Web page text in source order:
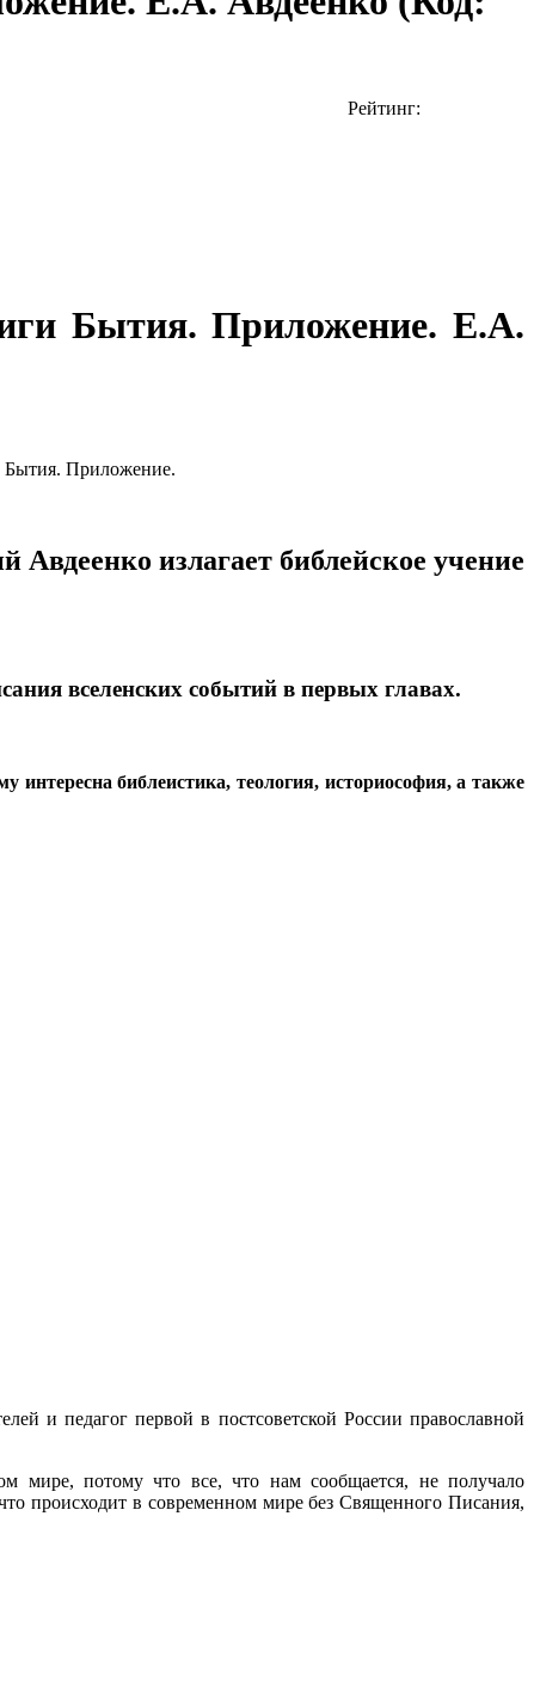
Рейтинг:
Бытия. Приложение. Е.А.
Бытия. Приложение.
излагает библейское учение
вселенских событий в первых главах.
библеистика, теология, историософия, а также
и педагог первой в постсоветской России православной
мире, потому что все, что нам сообщается, не получало
происходит в современном мире без Священного Писания,